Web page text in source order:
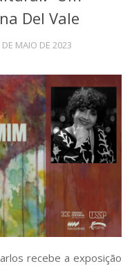
Del Vale
DE MAIO DE 2023
recebe a exposição